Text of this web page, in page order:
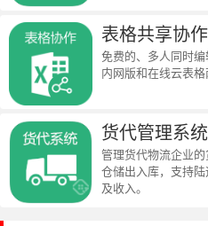
表格共享协作
免费的、多人同时
内网版和在线云表格
货代管理系统
管理货代物流企业的
仓储出入库，支持
及收入。